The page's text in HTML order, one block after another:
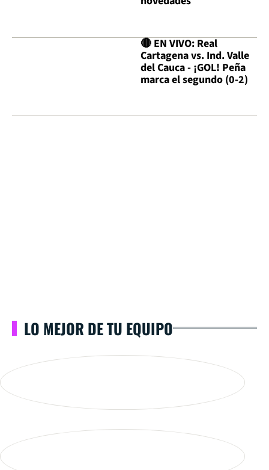
🔴 EN VIVO: Real
Cartagena vs. Ind. Valle
del Cauca - ¡GOL! Peña
marca el segundo (0-2)
LO MEJOR DE TU EQUIPO